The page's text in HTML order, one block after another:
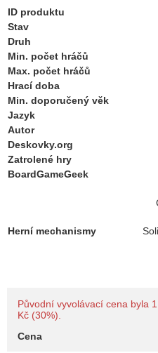
ID produktu
Stav
Druh
Min. počet hráčů
Max. počet hráčů
Hrací doba
Min. doporučený věk
Jazyk
Autor
Deskovky.org
Zatrolené hry
BoardGameGeek
Herní mechanismy
Původní vyvolávací cena byla
Kč (30%).
Cena